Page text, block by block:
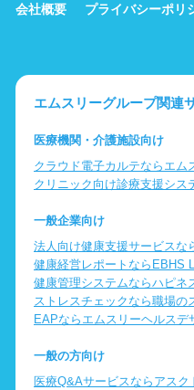
会社概要 プライバシーポリ
エムスリーグループ関連
医療機関・介護施設向け
クラウド電子カルテならエム
クリニック向け診療支援シス
一般企業向け
法人向け健康支援サービスな
健康経営レポートならEBHS
健康管理システムならハピネ
ストレスチェックなら職場の
EAPならエムスリーヘルスデ
一般の方向け
医療Q&Aサービスならアス